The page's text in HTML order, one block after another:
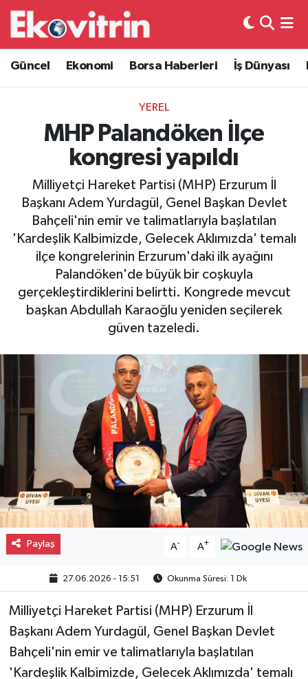
Güncel Ekonomi Borsa Haberleri İş Dünyası
YEREL
MHP Palandöken İlçe
kongresi yapıldı
Milliyetçi Hareket Partisi (MHP) Erzurum İl
Başkanı Adem Yurdagül, Genel Başkan Devlet
Bahçeli'nin emir ve talimatlarıyla başlatılan
'Kardeşlik Kalbimizde, Gelecek Aklımızda' temalı
ilçe kongrelerinin Erzurum'daki ilk ayağını
Palandöken'de büyük bir coşkuyla
gerçekleştirdiklerini belirtti. Kongrede mevcut
başkan Abdullah Karaoğlu yeniden seçilerek
güven tazeledi.
Paylaş A- A+
27.06.2026 - 15:51 Okunma Süresi: 1 Dk
Milliyetçi Hareket Partisi (MHP) Erzurum İl
Başkanı Adem Yurdagül, Genel Başkan Devlet
Bahçeli'nin emir ve talimatlarıyla başlatılan
'Kardeşlik Kalbimizde, Gelecek Aklımızda' temalı
Güncel
Ekonomi
Borsa Haberleri
İş Dünyası
Lojistik
Otovitrin
Asayiş
Magazin
Gayrimenkul
Hava Durumu
Trafik Durumu
Süper Lig Puan Durumu ve Fikstür
Tüm Manşetler
Son Dakika Haberleri
Haber Arşivi